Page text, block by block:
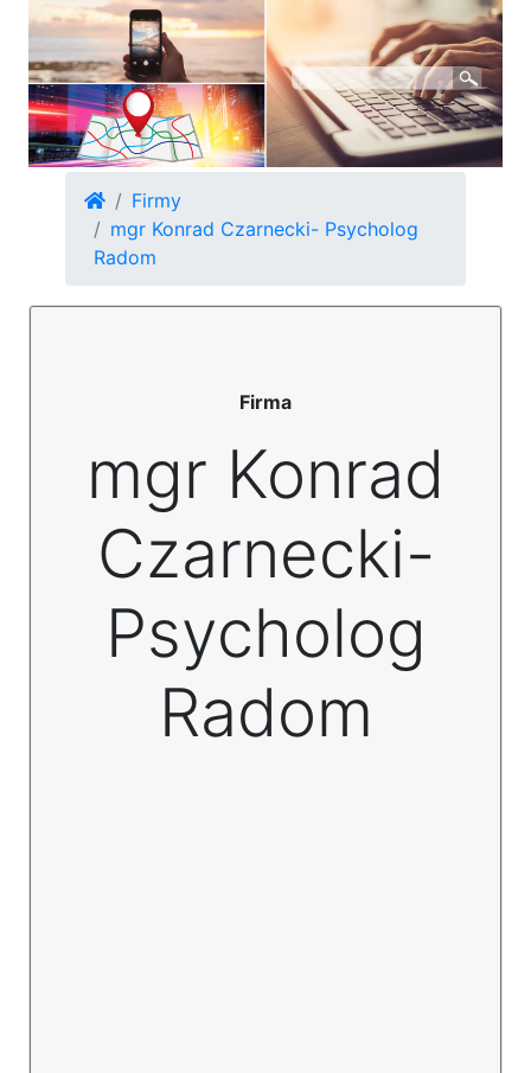
Firmy
mgr Konrad Czarnecki- Psycholog
Radom
Firma
mgr Konrad
Czarnecki-
Psycholog
Radom